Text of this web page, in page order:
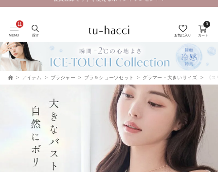
会員登録で今すぐ使えるポイントプレゼント！
MENU 探す お気に入り カート
0
アイテム ブラジャー ブラ＆ショーツセット グラマー・大きいサイズ 《ス